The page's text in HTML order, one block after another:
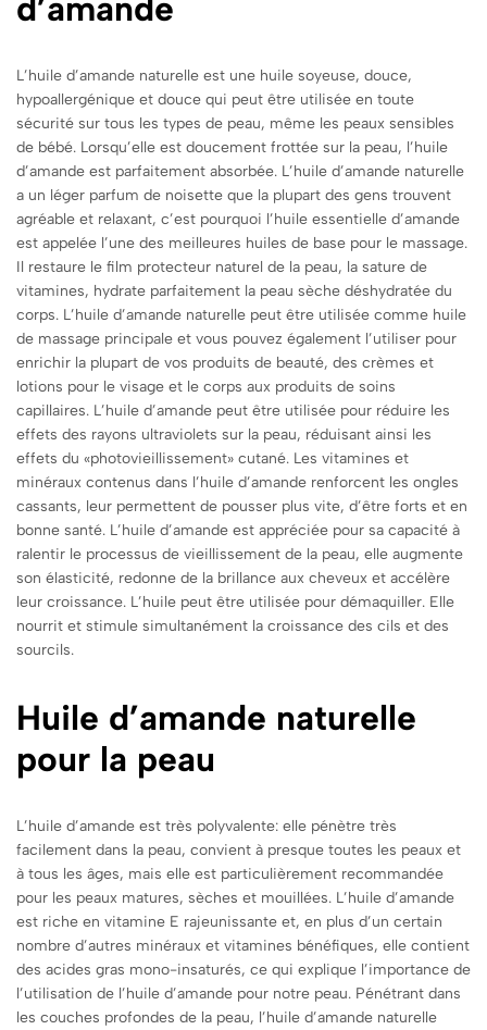
d’amande
L’huile d’amande naturelle est une huile soyeuse, douce,
hypoallergénique et douce qui peut être utilisée en toute
sécurité sur tous les types de peau, même les peaux sensibles
de bébé. Lorsqu’elle est doucement frottée sur la peau, l’huile
d’amande est parfaitement absorbée. L’huile d’amande naturelle
a un léger parfum de noisette que la plupart des gens trouvent
agréable et relaxant, c’est pourquoi l’huile essentielle d’amande
est appelée l’une des meilleures huiles de base pour le massage.
Il restaure le film protecteur naturel de la peau, la sature de
vitamines, hydrate parfaitement la peau sèche déshydratée du
corps. L’huile d’amande naturelle peut être utilisée comme huile
de massage principale et vous pouvez également l’utiliser pour
enrichir la plupart de vos produits de beauté, des crèmes et
lotions pour le visage et le corps aux produits de soins
capillaires. L’huile d’amande peut être utilisée pour réduire les
effets des rayons ultraviolets sur la peau, réduisant ainsi les
effets du «photovieillissement» cutané. Les vitamines et
minéraux contenus dans l’huile d’amande renforcent les ongles
cassants, leur permettent de pousser plus vite, d’être forts et en
bonne santé. L’huile d’amande est appréciée pour sa capacité à
ralentir le processus de vieillissement de la peau, elle augmente
son élasticité, redonne de la brillance aux cheveux et accélère
leur croissance. L’huile peut être utilisée pour démaquiller. Elle
nourrit et stimule simultanément la croissance des cils et des
sourcils.
Huile d’amande naturelle
pour la peau
L’huile d’amande est très polyvalente: elle pénètre très
facilement dans la peau, convient à presque toutes les peaux et
à tous les âges, mais elle est particulièrement recommandée
pour les peaux matures, sèches et mouillées. L’huile d’amande
est riche en vitamine E rajeunissante et, en plus d’un certain
nombre d’autres minéraux et vitamines bénéfiques, elle contient
des acides gras mono-insaturés, ce qui explique l’importance de
l’utilisation de l’huile d’amande pour notre peau. Pénétrant dans
les couches profondes de la peau, l’huile d’amande naturelle